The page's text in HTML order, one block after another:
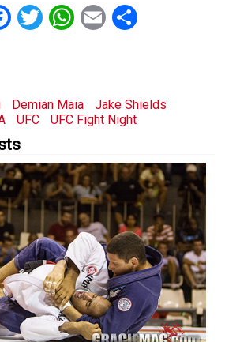
Facebook
Twitter
WhatsApp
EmailShare
Demian Maia
Jake Shields
UFC UFC Fight Night